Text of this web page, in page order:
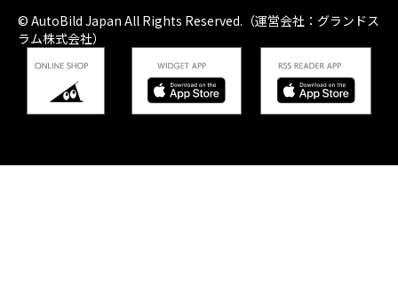
© AutoBild Japan All Rights Reserved.（運営会社：グランドス
ラム株式会社）